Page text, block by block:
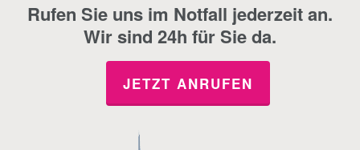
Rufen Sie uns im Notfall jederzeit an.
Wir sind 24h für Sie da.
JETZT ANRUFEN